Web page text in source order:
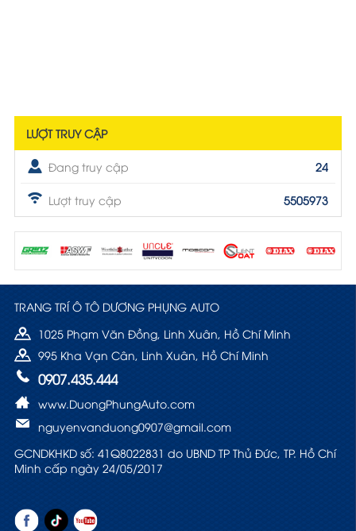
LƯỢT TRUY CẬP
Đang truy cập 24
Lượt truy cập 5505973
TRANG TRÍ Ô TÔ DƯƠNG PHỤNG AUTO
1025 Phạm Văn Đồng, Linh Xuân, Hồ Chí Minh
995 Kha Vạn Cân, Linh Xuân, Hồ Chí Minh
0907.435.444
www.DuongPhungAuto.com
nguyenvanduong0907@gmail.com
GCNDKHKD số: 41Q8022831 do UBND TP Thủ Đức, TP. Hồ Chí
Minh cấp ngày 24/05/2017